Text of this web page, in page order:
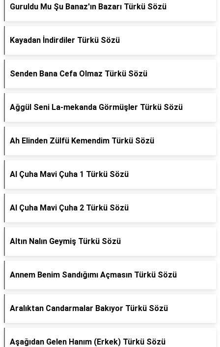
Guruldu Mu Şu Banaz'ın Bazarı Türkü Sözü
Kayadan İndirdiler Türkü Sözü
Senden Bana Cefa Olmaz Türkü Sözü
Ağgül Seni La-mekanda Görmüşler Türkü Sözü
Ah Elinden Zülfü Kemendim Türkü Sözü
Al Çuha Mavi Çuha 1 Türkü Sözü
Al Çuha Mavi Çuha 2 Türkü Sözü
Altın Nalın Geymiş Türkü Sözü
Annem Benim Sandığımı Açmasın Türkü Sözü
Aralıktan Candarmalar Bakıyor Türkü Sözü
Aşağıdan Gelen Hanım (Erkek) Türkü Sözü